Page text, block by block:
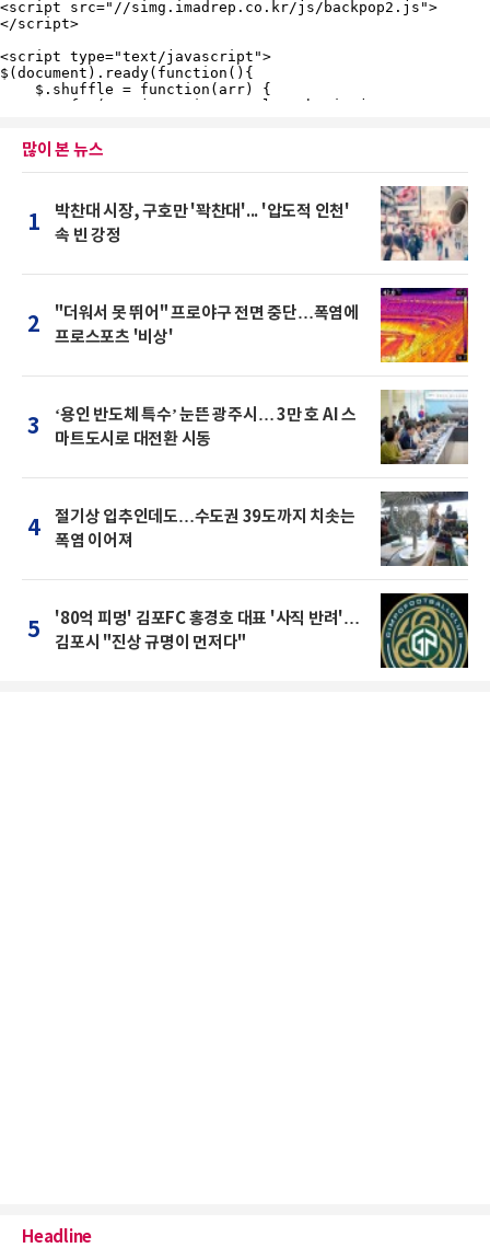
많이 본 뉴스
1
박찬대 시장, 구호만 '꽉찬대'... '압도적 인천'
속 빈 강정
2
"더워서 못 뛰어" 프로야구 전면 중단…폭염에
프로스포츠 '비상'
3
‘용인 반도체 특수’ 눈뜬 광주시… 3만 호 AI 스
마트도시로 대전환 시동
4
절기상 입추인데도…수도권 39도까지 치솟는
폭염 이어져
5
'80억 피멍' 김포FC 홍경호 대표 '사직 반려'…
김포시 "진상 규명이 먼저다"
Headline